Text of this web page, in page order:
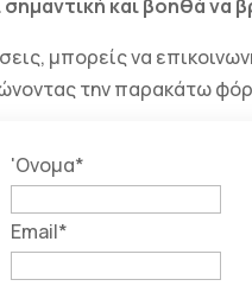
σημαντική και βοηθά
μπορείς να
την παρακάτω
'Ονομα*
Email*